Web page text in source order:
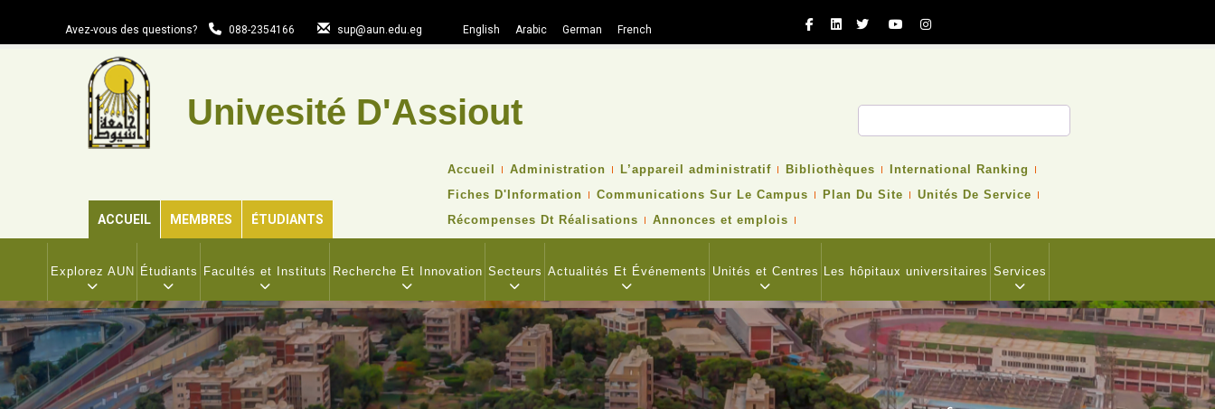
Avez-vous des questions? 088-2354166 sup@aun.edu.eg English Arabic German French
Univesité D'Assiout
ACCUEIL MEMBRES ÉTUDIANTS
TOP
NAVIGATION
MENU
Accueil Administration L’appareil administratif Bibliothèques
International Ranking
Fiches D'Information
Communications Sur Le Campus Plan Du Site
Unités De Service
Récompenses Dt Réalisations
Annonces et emplois
NAVIGATION
Explorez AUN Étudiants Facultés et Instituts Recherche Et Innovation Secteurs Actualités Et Événements Unités et Centres Les hôpitaux universitaires Services